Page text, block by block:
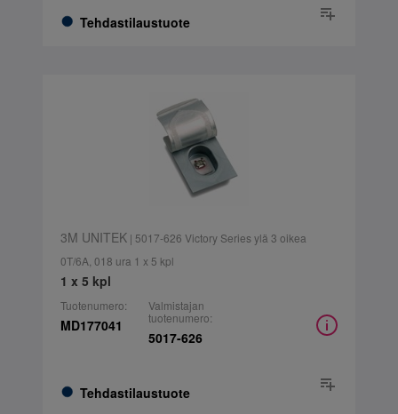
Tehdastilaustuote
3M UNITEK| 5017-626 Victory Series ylä 3 oikea
0T/6A, 018 ura 1 x 5 kpl
1 x 5 kpl
Tuotenumero:
MD177041
Tehdastilaustuote
Valmistajan
tuotenumero:
5017-626